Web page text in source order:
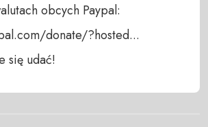
obcych Paypal:
donate/?hosted...
się udać!